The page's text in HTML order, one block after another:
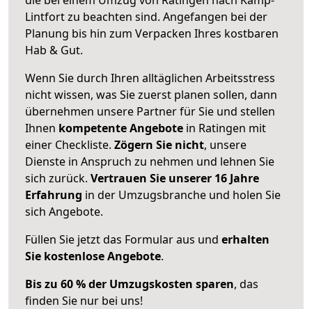
Lintfort zu beachten sind. Angefangen bei der
Planung bis hin zum Verpacken Ihres kostbaren
Hab & Gut.
Wenn Sie durch Ihren alltäglichen Arbeitsstress
nicht wissen, was Sie zuerst planen sollen, dann
übernehmen unsere Partner für Sie und stellen
Ihnen kompetente Angebote in Ratingen mit
einer Checkliste. Zögern Sie nicht, unsere
Dienste in Anspruch zu nehmen und lehnen Sie
sich zurück. Vertrauen Sie unserer 16 Jahre
Erfahrung in der Umzugsbranche und holen Sie
sich Angebote.
Füllen Sie jetzt das Formular aus und erhalten
Sie kostenlose Angebote.
Bis zu 60 % der Umzugskosten sparen, das
finden Sie nur bei uns!